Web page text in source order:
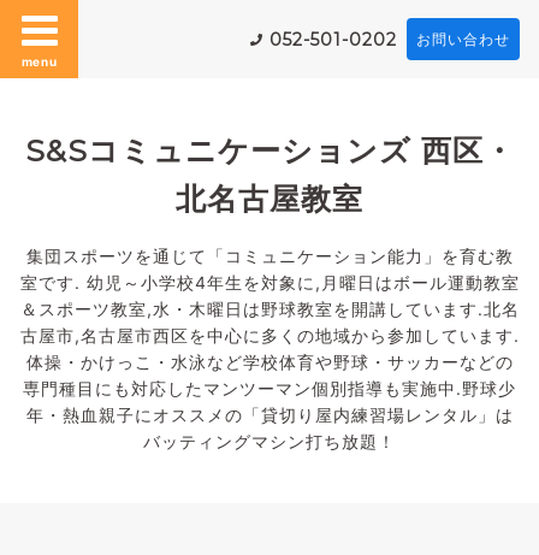
menu
052-501-0202 お問い合わせ
S&Sコミュニケーションズ 西区・
北名古屋教室
集団スポーツを通じて「コミュニケーション能力」を育む教
室です. 幼児～小学校4年生を対象に,月曜日はボール運動教室
＆スポーツ教室,水・木曜日は野球教室を開講しています.北名
古屋市,名古屋市西区を中心に多くの地域から参加しています.
体操・かけっこ・水泳など学校体育や野球・サッカーなどの
専門種目にも対応したマンツーマン個別指導も実施中.野球少
年・熱血親子にオススメの「貸切り屋内練習場レンタル」は
バッティングマシン打ち放題！